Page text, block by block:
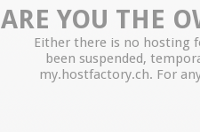
ARE YOU THE
Either there is no hosting
been suspended,
my.hostfactory.ch. For